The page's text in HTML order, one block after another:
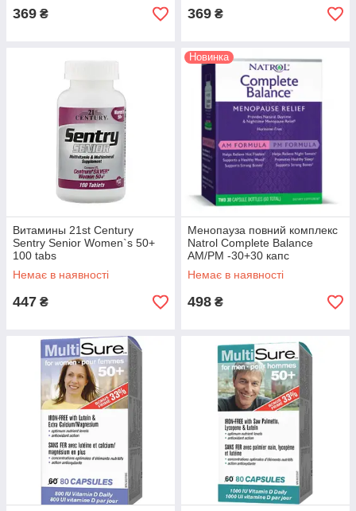
369 ₴ 369 ₴
Витамины 21st Century
Sentry Senior Women`s 50+
100 tabs
Немає в наявності
447 ₴
Новинка
Менопауза повний комплекс
Natrol Complete Balance
AM/PM -30+30 капс
Немає в наявності
498 ₴